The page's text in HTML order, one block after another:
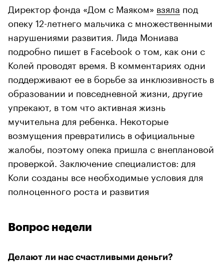
Директор фонда «Дом с Маяком» взяла под
опеку 12-летнего мальчика с множественными
нарушениями развития. Лида Мониава
подробно пишет в Facebook о том, как они с
Колей проводят время. В комментариях одни
поддерживают ее в борьбе за инклюзивность в
образовании и повседневной жизни, другие
упрекают, в том что активная жизнь
мучительна для ребенка. Некоторые
возмущения превратились в официальные
жалобы, поэтому опека пришла с внеплановой
проверкой. Заключение специалистов: для
Коли созданы все необходимые условия для
полноценного роста и развития
Вопрос недели
Делают ли нас счастливыми деньги?